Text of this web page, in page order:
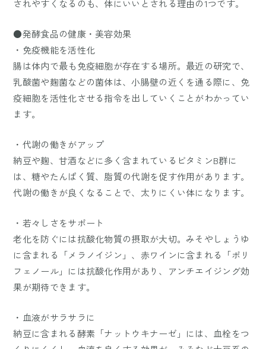
されやすくなるのも、体にいいとされる理由の1つです。
●発酵食品の健康・美容効果
・免疫機能を活性化
腸は体内で最も免疫細胞が存在する場所。最近の研究で、
乳酸菌や麹菌などの菌体は、小腸壁の近くを通る際に、免
疫細胞を活性化させる指令を出していくことがわかってい
ます。
・代謝の働きがアップ
納豆や麹、甘酒などに多く含まれているビタミンB群に
は、糖やたんぱく質、脂質の代謝を促す作用があります。
代謝の働きが良くなることで、太りにくい体になります。
・若々しさをサポート
老化を防ぐには抗酸化物質の摂取が大切。みそやしょうゆ
に含まれる「メラノイジン」、赤ワインに含まれる「ポリ
フェノール」には抗酸化作用があり、アンチエイジング効
果が期待できます。
・血液がサラサラに
納豆に含まれる酵素「ナットウキナーゼ」には、血栓をつ